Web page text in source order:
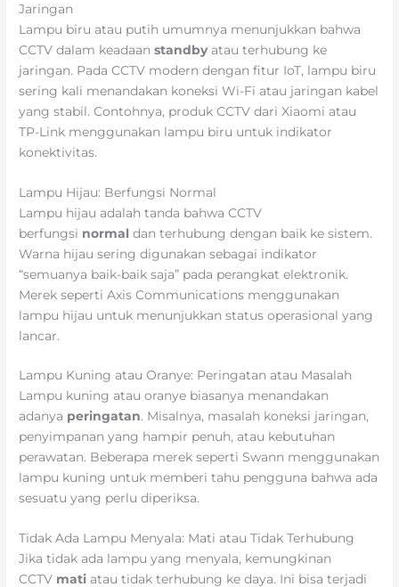
Jaringan
Lampu biru atau putih umumnya menunjukkan bahwa
CCTV dalam keadaanstandbyatau terhubung ke
jaringan. Pada CCTV modern dengan fitur IoT, lampu biru
sering kali menandakan koneksi Wi-Fi atau jaringan kabel
yang stabil. Contohnya, produk CCTV dari Xiaomi atau
TP-Link menggunakan lampu biru untuk indikator
konektivitas.
Lampu Hijau: Berfungsi Normal
Lampu hijau adalah tanda bahwa CCTV
berfungsi normal dan terhubung dengan baik ke sistem.
Warna hijau sering digunakan sebagai indikator
“semuanya baik-baik saja” pada perangkat elektronik.
Merek seperti Axis Communications menggunakan
lampu hijau untuk menunjukkan status operasional yang
lancar.
Lampu Kuning atau Oranye: Peringatan atau Masalah
Lampu kuning atau oranye biasanya menandakan
adanya peringatan. Misalnya, masalah koneksi jaringan,
penyimpanan yang hampir penuh, atau kebutuhan
perawatan. Beberapa merek seperti Swann menggunakan
lampu kuning untuk memberi tahu pengguna bahwa ada
sesuatu yang perlu diperiksa.
Tidak Ada Lampu Menyala: Mati atau Tidak Terhubung
Jika tidak ada lampu yang menyala, kemungkinan
CCTV mati atau tidak terhubung ke daya. Ini bisa terjadi